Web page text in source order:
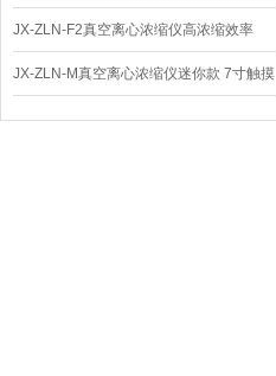
体
JX-ZLN-F2真空离心浓缩仪高浓缩效率
JX-ZLN-M真空离心浓缩仪迷你款 7寸触摸
屏